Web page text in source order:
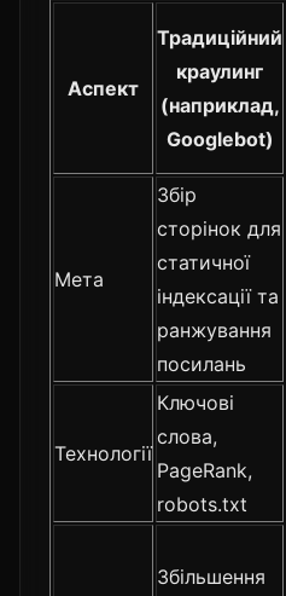
Аспект
Традиційний
краулинг
(наприклад,
Googlebot)
Мета
Збір
сторінок для
статичної
індексації та
ранжування
посилань
Технології
Ключові
слова,
PageRank,
robots.txt
Збільшення